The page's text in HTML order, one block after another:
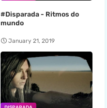
#Disparada - Ritmos do
mundo
January 21, 2019